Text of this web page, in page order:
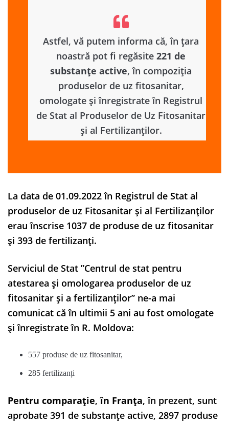
Astfel, vă putem informa că, în țara
noastră pot fi regăsite 221 de
substanțe active, în compoziția
produselor de uz fitosanitar,
omologate și înregistrate în Registrul
de Stat al Produselor de Uz Fitosanitar
și al Fertilizanților.
La data de 01.09.2022 în Registrul de Stat al
produselor de uz Fitosanitar și al Fertilizanților
erau înscrise 1037 de produse de uz fitosanitar
și 393 de fertilizanți.
Serviciul de Stat ”Centrul de stat pentru
atestarea și omologarea produselor de uz
fitosanitar și a fertilizanților” ne-a mai
comunicat că în ultimii 5 ani au fost omologate
și înregistrate în R. Moldova:
557 produse de uz fitosanitar,
285 fertilizanți
Pentru comparație, în Franța, în prezent, sunt
aprobate 391 de substanțe active, 2897 produse